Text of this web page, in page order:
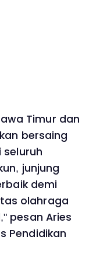
Timur dan
bersaing
junjung
demi
olahraga
pesan Aries
Pendidikan